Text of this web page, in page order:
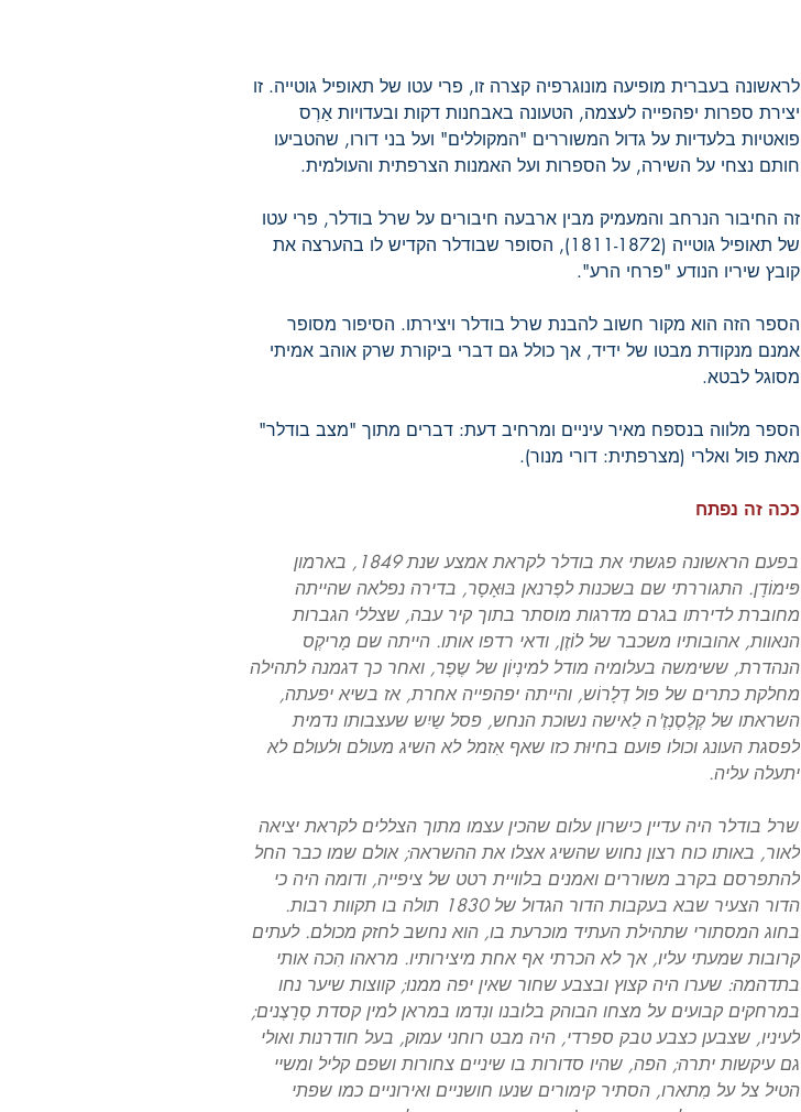
לראשונה בעברית מופיעה מונוגרפיה קצרה זו, פרי עטו של תאופיל גוטייה. זו
יצירת ספרות יפהפייה לעצמה, הטעונה באבחנות דקות ובעדויות אַרְס
פואטיות בלעדיות על גדול המשוררים "המקוללים" ועל בני דורו, שהטביעו
חותם נצחי על השירה, על הספרות ועל האמנות הצרפתית והעולמית.
זה החיבור הנרחב והמעמיק מבין ארבעה חיבורים על שרל בודלר, פרי עטו
של תאופיל גוטייה (1811-1872), הסופר שבודלר הקדיש לו בהערצה את
קובץ שיריו הנודע "פרחי הרע".
הספר הזה הוא מקור חשוב להבנת שרל בודלר ויצירתו. הסיפור מסופר
אמנם מנקודת מבטו של ידיד, אך כולל גם דברי ביקורת שרק אוהב אמיתי
מסוגל לבטא.
הספר מלווה בנספח מאיר עיניים ומרחיב דעת: דברים מתוך "מצב בודלר"
מאת פול ואלרי (מצרפתית: דורי מנור).
ככה זה נפתח
בפעם הראשונה פגשתי את בודלר לקראת אמצע שנת 1849, בארמון
פּימוֹדָן. התגוררתי שם בשכנות לפֶרנאן בּוּאָסָר, בדירה נפלאה שהייתה
מחוברת לדירתו בגרם מדרגות מוסתר בתוך קיר עבה, שצללי הגברות
הנאוות, אהובותיו משכבר של לוֹזֶן, ודאי רדפו אותו. הייתה שם מָריקְס
הנהדרת, ששימשה בעלומיה מודל למינְיוֹן של שֶפֶר, ואחר כך דגמנה לתהילה
מחלקת כתרים של פול דֶלָרוֹש, והייתה יפהפייה אחרת, אז בשיא יפעתה,
השראתו של קְלֶסֶנְזֶ'ה לַאישה נשוכת הנחש, פסל שַיִש שעצבותו נדמית
לפסגת העונג וכולו פועם בחיוּת כזו שאף אִזמל לא השיג מעולם ולעולם לא
יתעלה עליה.
שרל בודלר היה עדיין כישרון עלום שהכין עצמו מתוך הצללים לקראת יציאה
לאור, באותו כוח רצון נחוש שהשיג אצלו את ההשראה; אולם שמו כבר החל
להתפרסם בקרב משוררים ואמנים בלוויית רטט של ציפייה, ודומה היה כי
הדור הצעיר שבא בעקבות הדור הגדול של 1830 תולה בו תקוות רבות.
בחוג המסתורי שתהילת העתיד מוכרעת בו, הוא נחשב לחזק מכולם. לעתים
קרובות שמעתי עליו, אך לא הכרתי אף אחת מיצירותיו. מראהו הִכה אותי
בתדהמה: שערו היה קצוץ ובצבע שחור שאין יפה ממנו; קווצות שיער נחו
במרחקים קבועים על מצחו הבוהק בלובנו ונִדמו במראן למין קסדת סָרָצֶנים;
לעיניו, שצבען כצבע טבק ספרדי, היה מבט רוחני עמוק, בעל חודרנות ואולי
גם עיקשות יתרה; הפה, שהיו סדורות בו שיניים צחורות ושפם קליל ומשיי
הטיל צל על מִתארו, הסתיר קימורים שנעו חושניים ואירוניים כמו שפתי